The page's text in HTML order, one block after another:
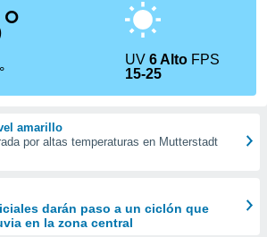
UV6 Alto FPS
15-25
amarillo
por altas temperaturas en Mutterstadt
darán paso a un ciclón que
en la zona central